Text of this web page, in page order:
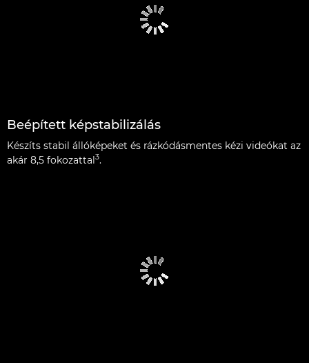
Beépített képstabilizálás
Készíts stabil állóképeket és rázkódásmentes kézi videókat az
akár 8,5 fokozattal3.